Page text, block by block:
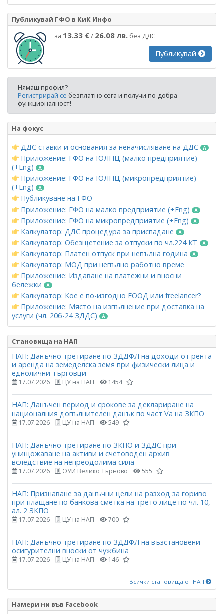
Публикувай ГФО в КиК Инфо
за 13.33 €/ 26.08 лв. без ДДС
Публикувай
Нямаш профил?
Регистрирай се безплатно сега и получи по-добра
функционалност!
На фокус
ДДС ставки и основания за неначисляване на ДДС
Приложение: ГФО на ЮЛНЦ (малко предприятие)
(+Eng)
Приложение: ГФО на ЮЛНЦ (микропредприятие)
(+Eng)
Публикуване на ГФО
Приложение: ГФО на малко предприятие (+Eng)
Приложение: ГФО на микропредприятие (+Eng)
Калкулатор: ДДС процедура за приспадане
Калкулатор: Обезщетение за отпуски по чл.224 КТ
Калкулатор: Платен отпуск при непълна година
Калкулатор: МОД при непълно работно време
Приложение: Издаване на платежни и вносни
бележки
Калкулатор: Кое е по-изгодно ЕООД или freelancer?
Приложение: Място на изпълнение при доставка на
услуги (чл. 20б-24 ЗДДС)
Становища на НАП
НАП: Данъчно третиране по ЗДДФЛ на доходи от рента
и аренда на земеделска земя при физически лица и
еднолични търговци
17.07.2026 ЦУ на НАП 1454
НАП: Данъчен период и срокове за деклариране на
националния допълнителен данък по част Vа на ЗКПО
17.07.2026 ЦУ на НАП 549
НАП: Данъчно третиране по ЗКПО и ЗДДС при
унищожаване на активи и счетоводен архив
вследствие на непреодолима сила
17.07.2026 ОУИ Велико Търново 555
НАП: Признаване за данъчни цели на разход за гориво
при плащане по банкова сметка на трето лице по чл. 10,
ал. 2 ЗКПО
17.07.2026 ЦУ на НАП 700
НАП: Данъчно третиране по ЗДДФЛ на възстановени
осигурителни вноски от чужбина
17.07.2026 ЦУ на НАП 146
Всички становища от НАП
Намери ни във Facebook